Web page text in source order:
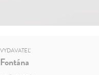
VYDAVATEĽ
Fontána